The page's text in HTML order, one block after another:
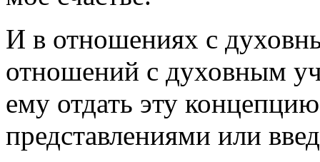
И в отношениях с
отношений с духовным
ему отдать эту
представлениями или